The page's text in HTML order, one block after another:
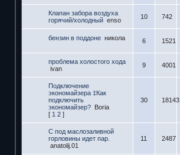
Клапан забора воздуха
горячий/холодный enso 10 742
бензин в поддоне никола 6 1521
проблема холостого хода
ivan
9 4001
Подключение
экономайзера ‡Как
подключить
экономайзер? Boria
[ 1 2 ]
30 18143
C под маслозаливной
горловины идет пар.
anatolij.01
11 2487